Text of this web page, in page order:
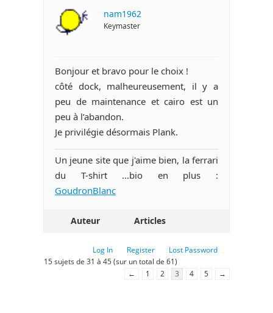
nam1962
Keymaster
Bonjour et bravo pour le choix !
côté dock, malheureusement, il y a
peu de maintenance et cairo est un
peu à l’abandon.
Je privilégie désormais Plank.
Un jeune site que j'aime bien, la ferrari
du T-shirt ...bio en plus :
GoudronBlanc
Auteur Articles
Log In Register
Lost Password
15 sujets de 31 à 45 (sur un total de 61)
←
1 2 3 4 5 →